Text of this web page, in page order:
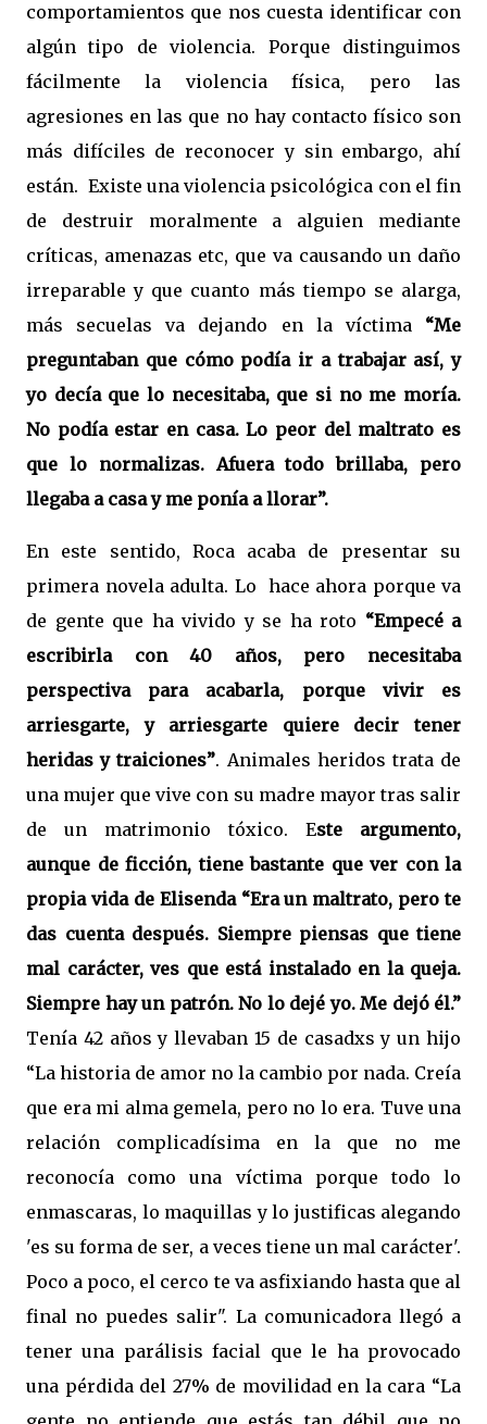
comportamientos que nos cuesta identificar con
algún tipo de violencia. Porque distinguimos
fácilmente la violencia física, pero las
agresiones en las que no hay contacto físico son
más difíciles de reconocer y sin embargo, ahí
están. Existe una violencia psicológica con el fin
de destruir moralmente a alguien mediante
críticas, amenazas etc, que va causando un daño
irreparable y que cuanto más tiempo se alarga,
más secuelas va dejando en la víctima
“Me
preguntaban que cómo podía ir a trabajar así, y
yo decía que lo necesitaba, que si no me moría.
No podía estar en casa. Lo peor del maltrato es
que lo normalizas. Afuera todo brillaba, pero
llegaba a casa y me ponía a llorar”.
En este sentido, Roca acaba de presentar su
primera novela adulta. Lo hace ahora porque va
de gente que ha vivido y se ha roto “Empecé a
escribirla con 40 años, pero necesitaba
perspectiva para acabarla, porque vivir es
arriesgarte, y arriesgarte quiere decir tener
heridas y traiciones”. Animales heridos trata de
una mujer que vive con su madre mayor tras salir
de un matrimonio tóxico. Este argumento,
aunque de ficción, tiene bastante que ver con la
propia vida de Elisenda “Era un maltrato, pero te
das cuenta después. Siempre piensas que tiene
mal carácter, ves que está instalado en la queja.
Siempre hay un patrón. No lo dejé yo. Me dejó él.”
Tenía 42 años y llevaban 15 de casadxs y un hijo
“La historia de amor no la cambio por nada. Creía
que era mi alma gemela, pero no lo era. Tuve una
relación complicadísima en la que no me
reconocía como una víctima porque todo lo
enmascaras, lo maquillas y lo justificas alegando
'es su forma de ser, a veces tiene un mal carácter'.
Poco a poco, el cerco te va asfixiando hasta que al
final no puedes salir". La comunicadora llegó a
tener una parálisis facial que le ha provocado
una pérdida del 27% de movilidad en la cara “La